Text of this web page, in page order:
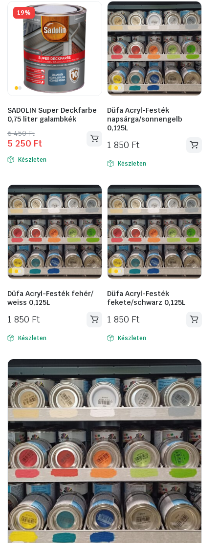
19%
SADOLIN Super Deckfarbe
0,75 liter galambkék
6 450Ft
Original
price
was:
5 250 Ft
Current
price
is: Készleten
Düfa Acryl-Festék
napsárga/sonnengelb
0,125L
1 850 Ft
Készleten
Düfa Acryl-Festék fehér/
weiss 0,125L
1 850 Ft
Készleten
Düfa Acryl-Festék
fekete/schwarz 0,125L
1 850 Ft
Készleten